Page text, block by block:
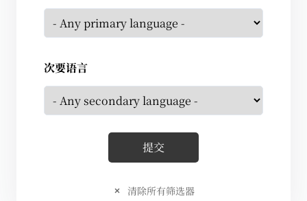
次要语言
清除所有筛选器